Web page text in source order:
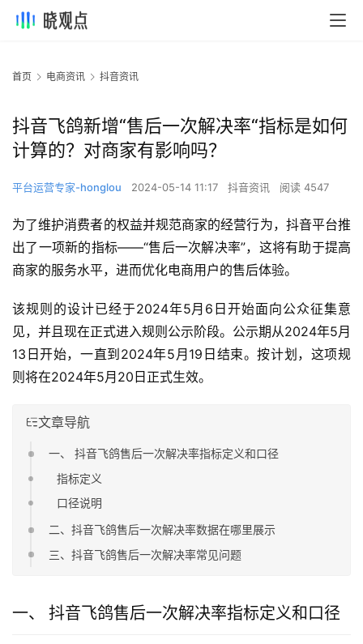
首页 电商资讯 抖音资讯
抖音飞鸽新增“售后一次解决率“指标是如何
计算的？对商家有影响吗？
平台运营专家-honglou 2024-05-14 11:17 抖音资讯 阅读 4547
为了维护消费者的权益并规范商家的经营行为，抖音平台推
出了一项新的指标——“售后一次解决率”，这将有助于提高
商家的服务水平，进而优化电商用户的售后体验。
该规则的设计已经于2024年5月6日开始面向公众征集意
见，并且现在正式进入规则公示阶段。公示期从2024年5月
13日开始，一直到2024年5月19日结束。按计划，这项规
则将在2024年5月20日正式生效。
文章导航
一、 抖音飞鸽售后一次解决率指标定义和口径
指标定义
口径说明
二、抖音飞鸽售后一次解决率数据在哪里展示
三、抖音飞鸽售后一次解决率常见问题
一、 抖音飞鸽售后一次解决率指标定义和口径